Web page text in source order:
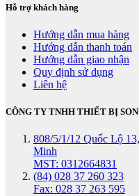
Hỗ trợ khách hàng
Hướng dẫn mua hàng
Hướng dẫn thanh toán
Hướng dẫn giao nhận
Quy định sử dụng
Liên hệ
CÔNG TY TNHH THIẾT BỊ
808/5/1/12 Quốc Lộ
Minh
MST: 0312664831
(84) 028 37 260 323
Fax: 028 37 263 595